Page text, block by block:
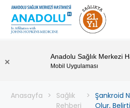
Anadolu Sağlık Merkezi
Mobil Uygulaması
Anasayfa
Sağlık
Rehberi
Şankroid
Olur,